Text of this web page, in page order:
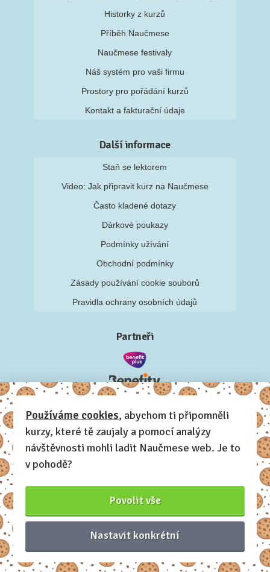
Historky z kurzů
Příběh Naučmese
Naučmese festivaly
Náš systém pro vaši firmu
Prostory pro pořádání kurzů
Kontakt a fakturační údaje
Další informace
Staň se lektorem
Video: Jak připravit kurz na Naučmese
Často kladené dotazy
Dárkové poukazy
Podmínky užívání
Obchodní podmínky
Zásady používání cookie souborů
Pravidla ochrany osobních údajů
Partneři
Naučmese, 2012-2026.
Sdílíme dovednosti, offline i online.
Používáme cookies, abychom ti připomněli
kurzy, které tě zaujaly a pomocí analýzy
návštěvnosti mohli ladit Naučmese web. Je to
v pohodě?
Povolit vše
Nastavit konkrétní